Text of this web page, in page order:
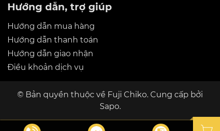
3. Điều khiển bằng giọng nói Tiếng Việt
Hướng dẫn, trợ giúp
Hướng dẫn mua hàng
Hướng dẫn thanh toán
Hướng dẫn giao nhận
Điều khoản dịch vụ
© Bản quyền thuộc về Fuji Chiko. Cung cấp bởi
Sapo.